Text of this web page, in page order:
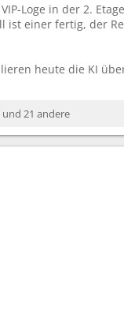
Loge in der 2.
ist einer fertig, der
heute die KI
und 21 andere